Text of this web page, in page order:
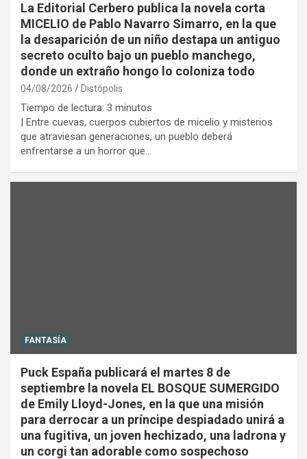
La Editorial Cerbero publica la novela corta
MICELIO de Pablo Navarro Simarro, en la que
la desaparición de un niño destapa un antiguo
secreto oculto bajo un pueblo manchego,
donde un extraño hongo lo coloniza todo
04/08/2026 Distópolis
Tiempo de lectura: 3 minutos
| Entre cuevas, cuerpos cubiertos de micelio y misterios
que atraviesan generaciones, un pueblo deberá
enfrentarse a un horror que…
FANTASÍA
Puck España publicará el martes 8 de
septiembre la novela EL BOSQUE SUMERGIDO
de Emily Lloyd-Jones, en la que una misión
para derrocar a un príncipe despiadado unirá a
una fugitiva, un joven hechizado, una ladrona y
un corgi tan adorable como sospechoso